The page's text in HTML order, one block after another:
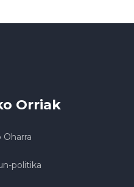
Orriak
politika